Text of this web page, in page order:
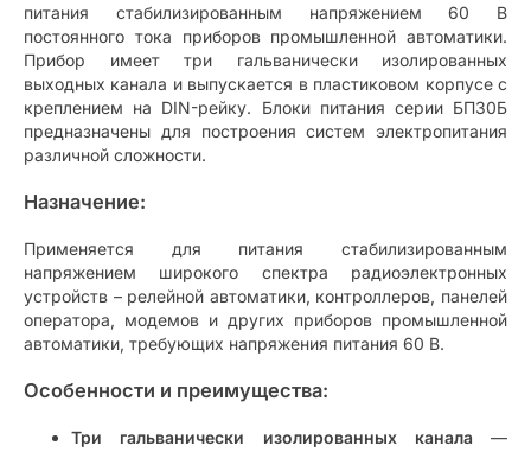
питания стабилизированным напряжением 60 В
постоянного тока приборов промышленной автоматики.
Прибор имеет три гальванически изолированных
выходных канала и выпускается в пластиковом корпусе с
креплением на DIN-рейку. Блоки питания серии БП30Б
предназначены для построения систем электропитания
различной сложности.
Назначение:
Применяется для питания стабилизированным
напряжением широкого спектра радиоэлектронных
устройств – релейной автоматики, контроллеров, панелей
оператора, модемов и других приборов промышленной
автоматики, требующих напряжения питания 60 В.
Особенности и преимущества:
Три гальванически изолированных канала —